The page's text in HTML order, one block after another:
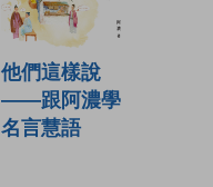
他們這樣說
——跟阿濃學
名言慧語